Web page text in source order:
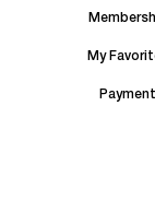
My
Payment